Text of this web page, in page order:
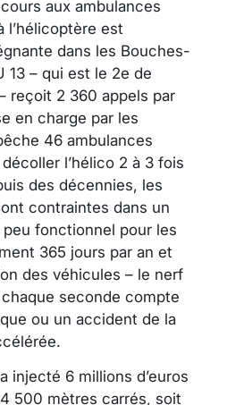
aux ambulances
l’hélicoptère est
dans les Bouches-
13 – qui est le 2e de
reçoit 2 360 appels par
en charge par les
46 ambulances
l’hélico 2 à 3 fois
des décennies, les
contraintes dans un
fonctionnel pour les
365 jours par an et
des véhicules – le nerf
seconde compte
ou un accident de la
injecté 6 millions d’euros
500 mètres carrés, soit